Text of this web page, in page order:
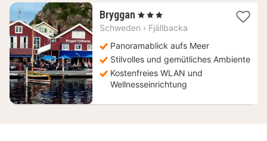
Bryggan 1
Nacht
229,71
€
, 3 Sterne
Schweden › Fjällbacka
Panoramablick aufs Meer
Stilvolles und gemütliches Ambiente
Kostenfreies WLAN und
Wellnesseinrichtung